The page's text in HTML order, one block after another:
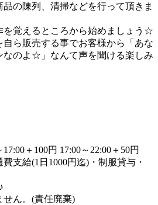
の陳列、清掃などを行って頂きま
を覚えるところから始めましょう☆
ら販売する事でお客様から「あな
なのよ☆」なんて声を聞ける楽しみ
＋100円 17:00～22:00＋50円
支給(1日1000円迄)・制服貸与・
ん。(責任廃棄)